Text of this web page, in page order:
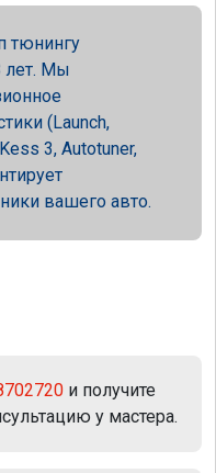
тюнингу
лет. Мы
(Launch,
3, Autotuner,
вашего авто.
и получите
у мастера.